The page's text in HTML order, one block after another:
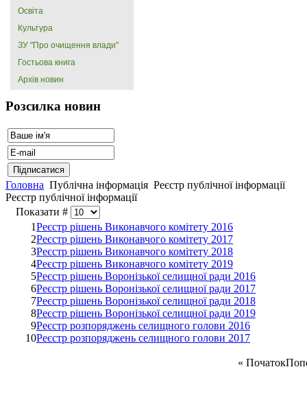
Освіта
Культура
ЗУ "Про очищення влади"
Гостьова книга
Архів новин
Розсилка новин
Головна Публічна інформація Реєстр публічної інформації
Реєстр публічної інформації
Показати #
1Реєстр рішень Виконавчого комітету 2016
2Реєстр рішень Виконавчого комітету 2017
3Реєстр рішень Виконавчого комітету 2018
4Реєстр рішень Виконавчого комітету 2019
5Реєстр рішень Воронізької селищної ради 2016
6Реєстр рішень Воронізької селищної ради 2017
7Реєстр рішень Воронізької селищної ради 2018
8Реєстр рішень Воронізької селищної ради 2019
9Реєстр розпоряджень селищного голови 2016
10Реєстр розпоряджень селищного голови 2017
« Початок